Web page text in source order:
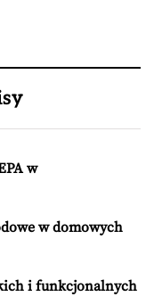
w
w domowych
i funkcjonalnych